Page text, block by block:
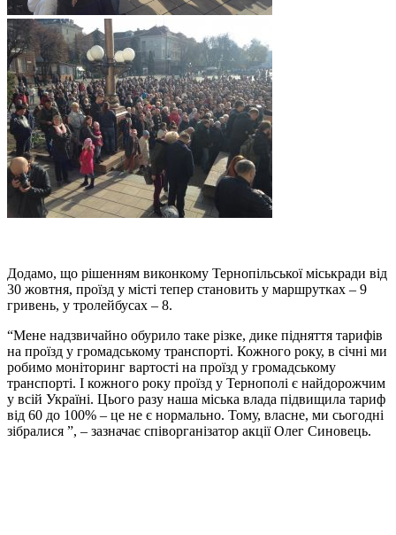
Додамо, що рішенням виконкому Тернопільської міськради від
30 жовтня, проїзд у місті тепер становить у маршрутках – 9
гривень, у тролейбусах – 8.
“Мене надзвичайно обурило таке різке, дике підняття тарифів
на проїзд у громадському транспорті. Кожного року, в січні ми
робимо моніторинг вартості на проїзд у громадському
транспорті. І кожного року проїзд у Тернополі є найдорожчим
у всій Україні. Цього разу наша міська влада підвищила тариф
від 60 до 100% – це не є нормально. Тому, власне, ми сьогодні
зібралися ”, – зазначає співорганізатор акції Олег Синовець.